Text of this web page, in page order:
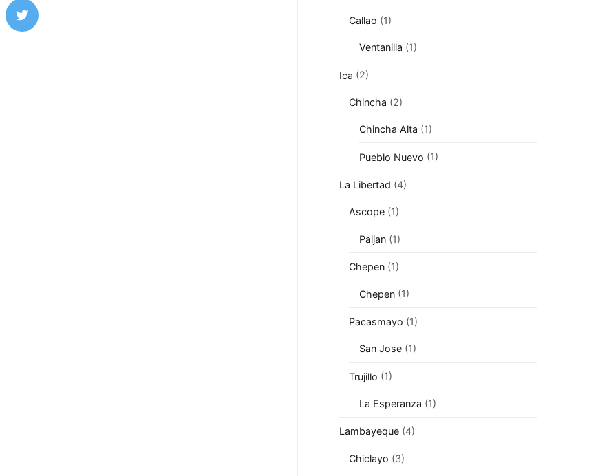
Callao (1)
Ventanilla (1)
Ica (2)
Chincha (2)
Chincha Alta (1)
Pueblo Nuevo (1)
La Libertad (4)
Ascope (1)
Paijan(1)
Chepen (1)
Chepen(1)
Pacasmayo (1)
San Jose(1)
Trujillo (1)
La Esperanza (1)
Lambayeque (4)
Chiclayo (3)